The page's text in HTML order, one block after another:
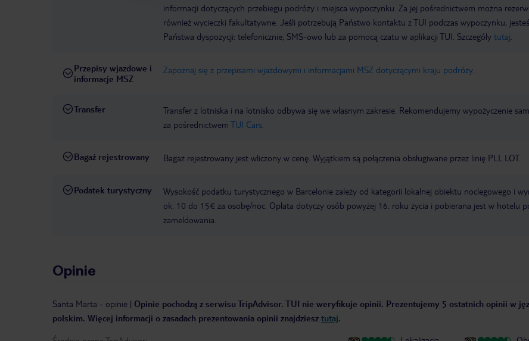
informacji dotyczących przebiegu podróży i miejsca wypoczynku. Za jej pośrednictwem można
również wycieczki fakultatywne. Jeśli potrzebują Państwo kontaktu z TUI podczas wypoczynku,
Państwa dyspozycji: telefonicznie, SMS-owo lub za pomocą czatu w aplikacji TUI. Szczegóły tutaj
Przepisy wjazdowe i
informacje MSZ
Zapoznaj się z przepisami wjazdowymi i informacjami MSZ dotyczącymi kraju podróży.
Transfer
Transfer z lotniska i na lotnisko odbywa się we własnym zakresie. Rekomendujemy wypożyczenie
za pośrednictwem TUI Cars.
Bagaż rejestrowany Bagaż rejestrowany jest wliczony w cenę. Wyjątkiem są połączenia obsługiwane przez linię PLL LOT.
Podatek turystyczny
Wysokość podatku turystycznego w Barcelonie zależy od kategorii lokalnej obiektu noclegowego i
ok. 10 do 15€ za osobę/noc. Opłata dotyczy osób powyżej 16. roku życia i pobierana jest w hotelu
zameldowania.
Opinie
Santa Marta - opinie | Opinie pochodzą z serwisu TripAdvisor. TUI nie weryfikuje opinii. Prezentujemy 5 ostatnich opinii w
polskim. Więcej informacji o zasadach prezentowania opinii znajdziesz tutaj.